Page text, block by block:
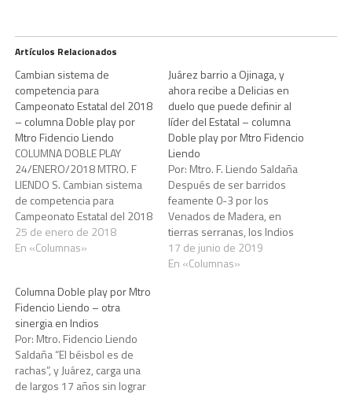
Artículos Relacionados
Cambian sistema de
competencia para
Campeonato Estatal del 2018
– columna Doble play por
Mtro Fidencio Liendo
COLUMNA DOBLE PLAY
24/ENERO/2018 MTRO. F
LIENDO S. Cambian sistema
de competencia para
Campeonato Estatal del 2018
Por: Mtro. Fidencio Liendo
Saldaña Los juegos por el
grupos no va más en el
torneo del 2018, en su lugar,
los jurisdiccionales de las…
25 de enero de 2018
En «Columnas»
Juárez barrio a Ojinaga, y
ahora recibe a Delicias en
duelo que puede definir al
líder del Estatal – columna
Doble play por Mtro Fidencio
Liendo
Por: Mtro. F. Liendo Saldaña
Después de ser barridos
feamente 0-3 por los
Venados de Madera, en
tierras serranas, los Indios
de Juárez, se reivindicaron
ante su afición y le
17 de junio de 2019
En «Columnas»
Columna Doble play por Mtro
Fidencio Liendo – otra
sinergia en Indios
Por: Mtro. Fidencio Liendo
Saldaña “El béisbol es de
rachas”, y Juárez, carga una
de largos 17 años sin lograr